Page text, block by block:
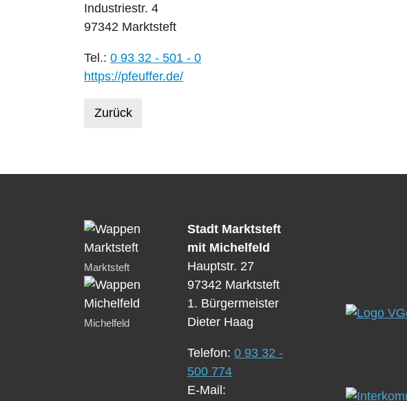
Industriestr. 4
97342 Marktsteft
Tel.: 0 93 32 - 501 - 0
https://pfeuffer.de/
Zurück
Marktsteft
Michelfeld
Stadt Marktsteft
mit Michelfeld
Hauptstr. 27
97342 Marktsteft
1. Bürgermeister
Dieter Haag
Telefon: 0 93 32 -
500 774
E-Mail: